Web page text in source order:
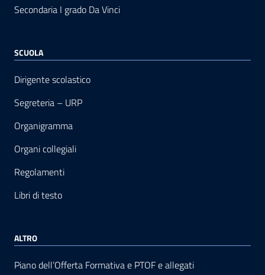
Secondaria I grado Da Vinci
SCUOLA
Dirigente scolastico
Segreteria – URP
Organigramma
Organi collegiali
Regolamenti
Libri di testo
ALTRO
Piano dell’Offerta Formativa e PTOF e allegati